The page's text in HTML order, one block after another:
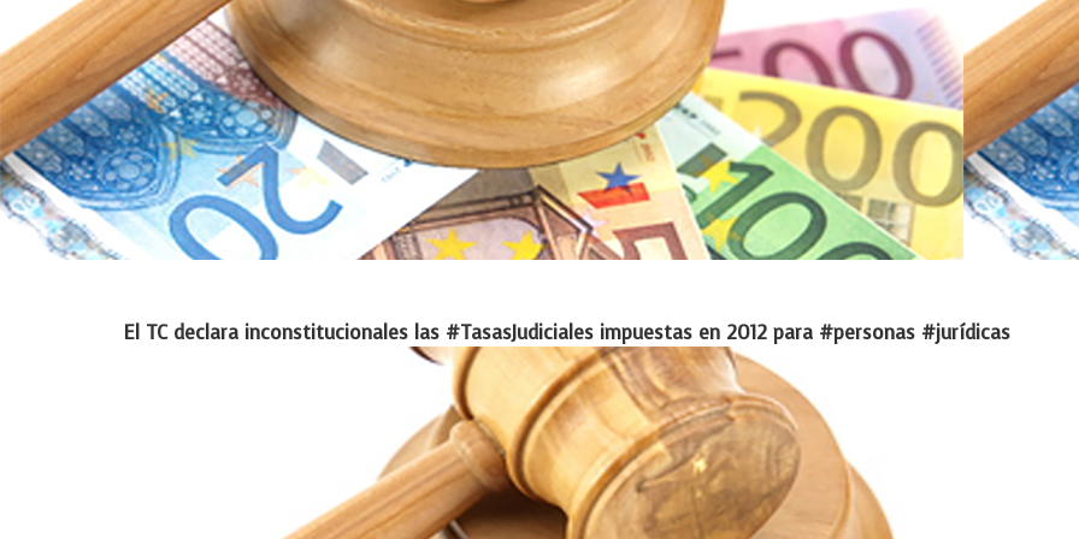
El TC declara inconstitucionales las #TasasJudiciales impuestas en 2012 para #personas #jurídicas